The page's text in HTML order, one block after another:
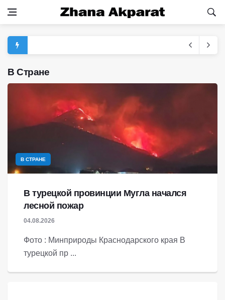
В Стране
В СТРАНЕ
В турецкой провинции Мугла начался
лесной пожар
04.08.2026
Фото : Минприроды Краснодарского края В
турецкой пр ...